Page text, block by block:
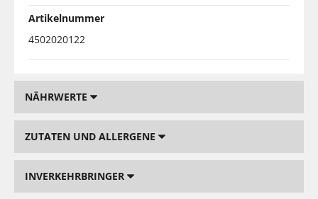
Artikelnummer
4502020122
NÄHRWERTE
ZUTATEN UND ALLERGENE
INVERKEHRBRINGER